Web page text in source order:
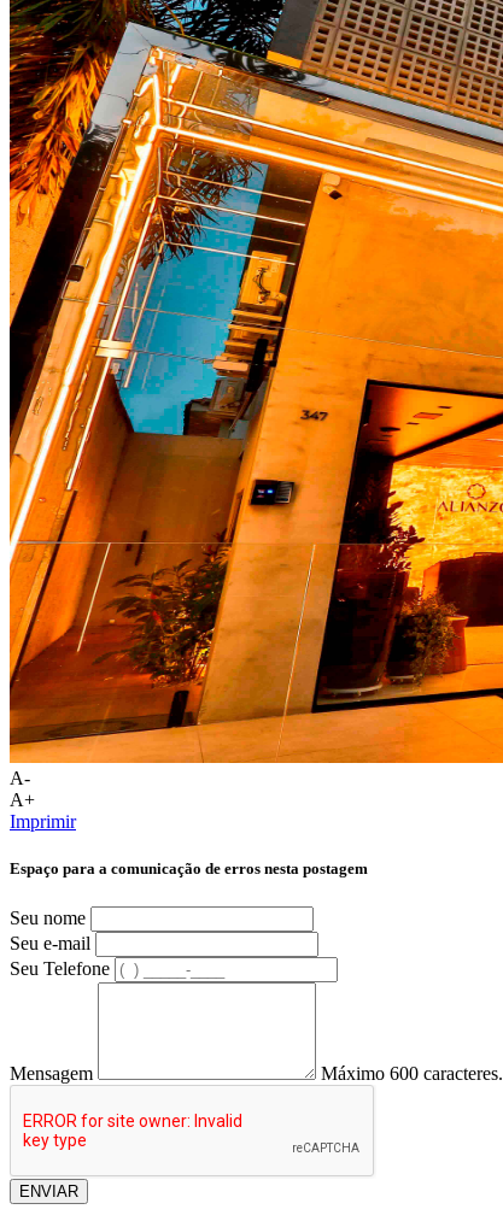
A-
A+
Imprimir
Espaço para a comunicação de erros nesta postagem
Seu nome
Seu e-mail
Seu Telefone
Mensagem Máximo 600 caracteres.
ENVIAR